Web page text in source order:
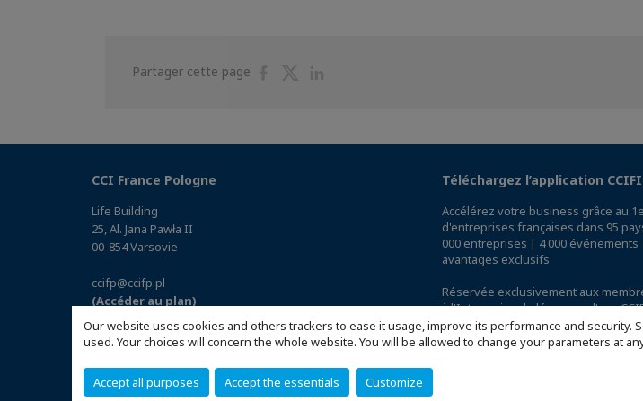
Our website uses cookies and others trackers to ease it usage, improve its performance and
used. Your choices will concern the whole website. You will be allowed to change your parameters at
Accept all purposes Accept the essentials Customize
Partager cette page
PartagerPartager
CCI France Pologne
Life Building
25, Al. Jana Pawła II
00-854 Varsovie
ccifp@ccifp.pl
(Accéder au plan)
Téléchargez l’application
Accélérez votre business grâce au
d'entreprises françaises dans 95
000 entreprises | 4 000 événements
avantages exclusifs
Réservée exclusivement aux
à l'International,découvrez l'app